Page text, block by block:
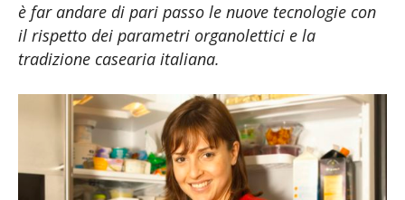
è far andare di pari passo le nuove tecnologie con
il rispetto dei parametri organolettici e la
tradizione casearia italiana.